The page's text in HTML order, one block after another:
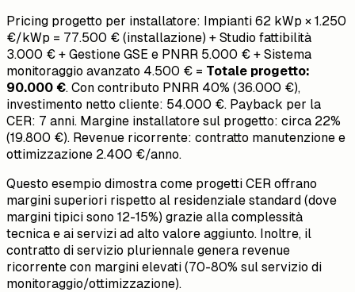
Pricing progetto per installatore: Impianti 62 kWp × 1.250
€/kWp = 77.500 € (installazione) + Studio fattibilità
3.000 € + Gestione GSE e PNRR 5.000 € + Sistema
monitoraggio avanzato 4.500 € = Totale progetto:
90.000 €. Con contributo PNRR 40% (36.000 €),
investimento netto cliente: 54.000 €. Payback per la
CER: 7 anni. Margine installatore sul progetto: circa 22%
(19.800 €). Revenue ricorrente: contratto manutenzione e
ottimizzazione 2.400 €/anno.
Questo esempio dimostra come progetti CER offrano
margini superiori rispetto al residenziale standard (dove
margini tipici sono 12-15%) grazie alla complessità
tecnica e ai servizi ad alto valore aggiunto. Inoltre, il
contratto di servizio pluriennale genera revenue
ricorrente con margini elevati (70-80% sul servizio di
monitoraggio/ottimizzazione).